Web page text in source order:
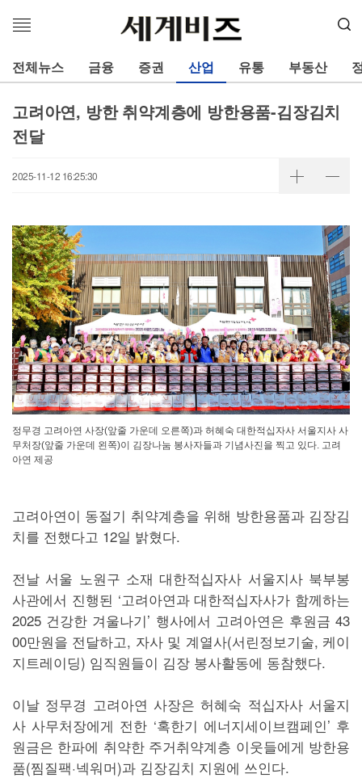
메
열
기
전체뉴스 금융 증권 산업 유통 부동산
고려아연, 방한 취약계층에 방한용품-김장김치
전달
2025-11-12 16:25:30
정무경 고려아연 사장(앞줄 가운데 오른쪽)과 허혜숙 대한적십자사 서울지사 사
무처장(앞줄 가운데 왼쪽)이 김장나눔 봉사자들과 기념사진을 찍고 있다. 고려
아연 제공
고려아연이 동절기 취약계층을 위해 방한용품과 김장김
치를 전했다고 12일 밝혔다.
전날 서울 노원구 소재 대한적십자사 서울지사 북부봉
사관에서 진행된 ‘고려아연과 대한적십자사가 함께하는
2025 건강한 겨울나기’ 행사에서 고려아연은 후원금 43
00만원을 전달하고, 자사 및 계열사(서린정보기술, 케이
지트레이딩) 임직원들이 김장 봉사활동에 동참했다.
이날 정무경 고려아연 사장은 허혜숙 적십자사 서울지
사 사무처장에게 전한 ‘혹한기 에너지세이브캠페인’ 후
원금은 한파에 취약한 주거취약계층 이웃들에게 방한용
품(찜질팩·넥워머)과 김장김치 지원에 쓰인다.